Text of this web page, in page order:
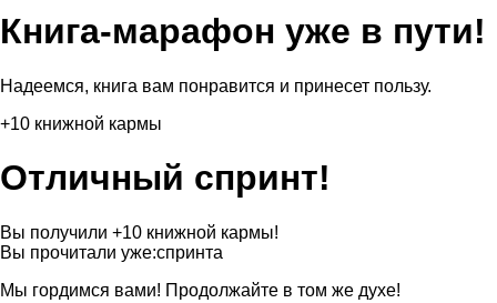
Книга-марафон уже в пути!
Надеемся, книга вам понравится и принесет пользу.
+10 книжной кармы
Отличный спринт!
Вы получили +10 книжной кармы!
Вы прочитали уже:спринта
Мы гордимся вами! Продолжайте в том же духе!